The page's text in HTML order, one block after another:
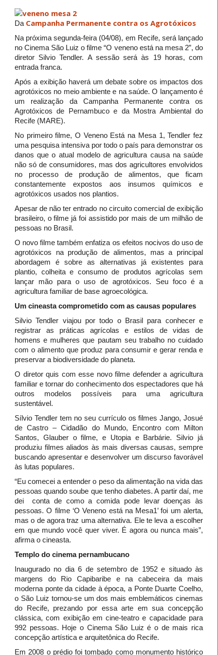
Da Campanha Permanente contra os Agrotóxicos
Na próxima segunda-feira (04/08), em Recife, será lançado
no Cinema São Luiz o filme “O veneno está na mesa 2”, do
diretor Silvio Tendler. A sessão será às 19 horas, com
entrada franca.
Após a exibição haverá um debate sobre os impactos dos
agrotóxicos no meio ambiente e na saúde. O lançamento é
um realização da Campanha Permanente contra os
Agrotóxicos de Pernambuco e da Mostra Ambiental do
Recife (MARE).
No primeiro filme, O Veneno Está na Mesa 1, Tendler fez
uma pesquisa intensiva por todo o país para demonstrar os
danos que o atual modelo de agricultura causa na saúde
não só de consumidores, mas dos agricultores envolvidos
no processo de produção de alimentos, que ficam
constantemente expostos aos insumos químicos e
agrotóxicos usados nos plantios.
Apesar de não ter entrado no circuito comercial de exibição
brasileiro, o filme já foi assistido por mais de um milhão de
pessoas no Brasil.
O novo filme também enfatiza os efeitos nocivos do uso de
agrotóxicos na produção de alimentos, mas a principal
abordagem é sobre as alternativas já existentes para
plantio, colheita e consumo de produtos agrícolas sem
lançar mão para o uso de agrotóxicos. Seu foco é a
agricultura familiar de base agroecológica.
Um cineasta comprometido com as causas populares
Silvio Tendler viajou por todo o Brasil para conhecer e
registrar as práticas agrícolas e estilos de vidas de
homens e mulheres que pautam seu trabalho no cuidado
com o alimento que produz para consumir e gerar renda e
preservar a biodiversidade do planeta.
O diretor quis com esse novo filme defender a agricultura
familiar e tornar do conhecimento dos espectadores que há
outros modelos possíveis para uma agricultura
sustentável.
Sílvio Tendler tem no seu currículo os filmes Jango, Josué
de Castro – Cidadão do Mundo, Encontro com Milton
Santos, Glauber o filme, e Utopia e Barbárie. Silvio já
produziu filmes aliados às mais diversas causas, sempre
buscando apresentar e desenvolver um discurso favorável
às lutas populares.
“Eu comecei a entender o peso da alimentação na vida das
pessoas quando soube que tenho diabetes. A partir daí, me
dei conta de como a comida pode levar doenças às
pessoas. O filme ‘O Veneno está na Mesa1’ foi um alerta,
mas o de agora traz uma alternativa. Ele te leva a escolher
em que mundo você quer viver. É agora ou nunca mais”,
afirma o cineasta.
Templo do cinema pernambucano
Inaugurado no dia 6 de setembro de 1952 e situado às
margens do Rio Capibaribe e na cabeceira da mais
moderna ponte da cidade à época, a Ponte Duarte Coelho,
o São Luiz tornou-se um dos mais emblemáticos cinemas
do Recife, prezando por essa arte em sua concepção
clássica, com exibição em cine-teatro e capacidade para
992 pessoas. Hoje o Cinema São Luiz é o de mais rica
concepção artística e arquitetônica do Recife.
Em 2008 o prédio foi tombado como monumento histórico